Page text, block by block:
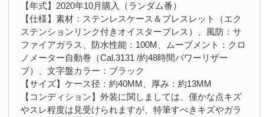
【年式】2020年10月購入（ランダム番）
【仕様】素材：ステンレスケース＆ブレスレット（エク
ステンションリンク付きオイスターブレス）、風防：サ
ファイアガラス、防水性能：100M、ムーブメント：クロ
ノメーター自動巻（Cal.3131 /約48時間パワーリザー
ブ）、文字盤カラー：ブラック
【サイズ】ケース径：約40MM、厚み：約13MM
【コンディション】外装に関しましては、僅かな点キズ
やスレ程度は見受けられますが、特筆すべきキズやガラ